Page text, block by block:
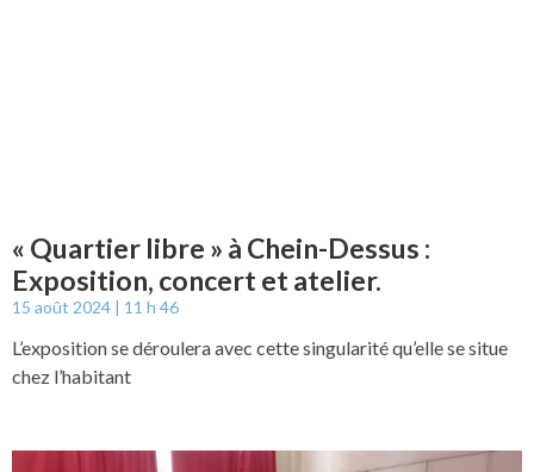
« Quartier libre » à Chein-Dessus :
Exposition, concert et atelier.
15 août 2024 11 h 46
L’exposition se déroulera avec cette singularité qu’elle se situe
chez l’habitant